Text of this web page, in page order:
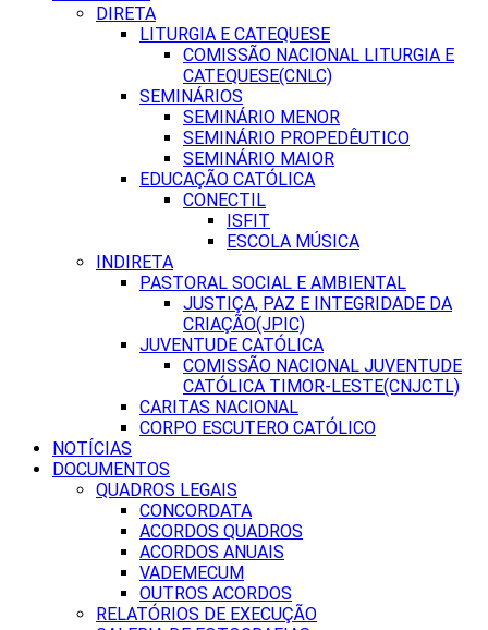
DIRETA
LITURGIA E CATEQUESE
COMISSÃO NACIONAL LITURGIA E
CATEQUESE(CNLC)
SEMINÁRIOS
SEMINÁRIO MENOR
SEMINÁRIO PROPEDÊUTICO
SEMINÁRIO MAIOR
EDUCAÇÃO CATÓLICA
CONECTIL
ISFIT
ESCOLA MÚSICA
INDIRETA
PASTORAL SOCIAL E AMBIENTAL
JUSTIÇA, PAZ E INTEGRIDADE DA
CRIAÇÃO(JPIC)
JUVENTUDE CATÓLICA
COMISSÃO NACIONAL JUVENTUDE
CATÓLICA TIMOR-LESTE(CNJCTL)
CARITAS NACIONAL
CORPO ESCUTERO CATÓLICO
NOTÍCIAS
DOCUMENTOS
QUADROS LEGAIS
CONCORDATA
ACORDOS QUADROS
ACORDOS ANUAIS
VADEMECUM
OUTROS ACORDOS
RELATÓRIOS DE EXECUÇÃO